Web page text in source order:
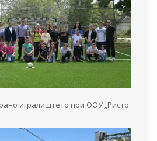
игралиштето при ООУ „Ристо